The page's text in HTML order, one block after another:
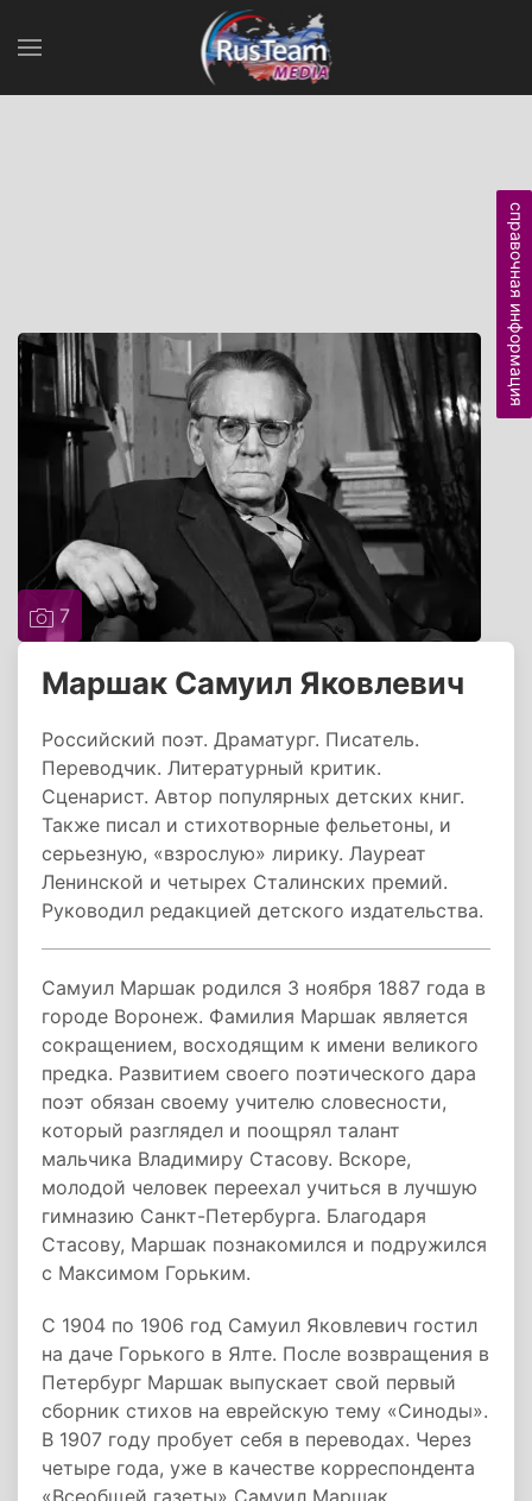
7
Маршак Самуил Яковлевич
Российский поэт. Драматург. Писатель.
Переводчик. Литературный критик.
Сценарист. Автор популярных детских книг.
Также писал и стихотворные фельетоны, и
серьезную, «взрослую» лирику. Лауреат
Ленинской и четырех Сталинских премий.
Руководил редакцией детского издательства.
Самуил Маршак родился 3 ноября 1887 года в
городе Воронеж. Фамилия Маршак является
сокращением, восходящим к имени великого
предка. Развитием своего поэтического дара
поэт обязан своему учителю словесности,
который разглядел и поощрял талант
мальчика Владимиру Стасову. Вскоре,
молодой человек переехал учиться в лучшую
гимназию Санкт-Петербурга. Благодаря
Стасову, Маршак познакомился и подружился
с Максимом Горьким.
С 1904 по 1906 год Самуил Яковлевич гостил
на даче Горького в Ялте. После возвращения в
Петербург Маршак выпускает свой первый
сборник стихов на еврейскую тему «Синоды».
В 1907 году пробует себя в переводах. Через
четыре года, уже в качестве корреспондента
«Всеобщей газеты» Самуил Маршак
справочная информация